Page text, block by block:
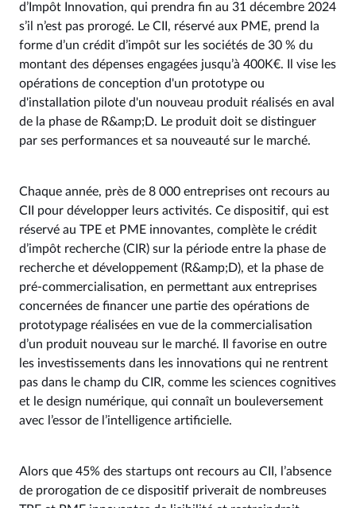
d’Impôt Innovation, qui prendra fin au 31 décembre 2024
s’il n’est pas prorogé. Le CII, réservé aux PME, prend la
forme d’un crédit d’impôt sur les sociétés de 30 % du
montant des dépenses engagées jusqu’à 400K€. Il vise les
opérations de conception d'un prototype ou
d'installation pilote d'un nouveau produit réalisés en aval
de la phase de R&amp;D. Le produit doit se distinguer
par ses performances et sa nouveauté sur le marché.
Chaque année, près de 8 000 entreprises ont recours au
CII pour développer leurs activités. Ce dispositif, qui est
réservé au TPE et PME innovantes, complète le crédit
d’impôt recherche (CIR) sur la période entre la phase de
recherche et développement (R&amp;D), et la phase de
pré-commercialisation, en permettant aux entreprises
concernées de financer une partie des opérations de
prototypage réalisées en vue de la commercialisation
d’un produit nouveau sur le marché. Il favorise en outre
les investissements dans les innovations qui ne rentrent
pas dans le champ du CIR, comme les sciences cognitives
et le design numérique, qui connaît un bouleversement
avec l’essor de l’intelligence artificielle.
Alors que 45% des startups ont recours au CII, l’absence
de prorogation de ce dispositif priverait de nombreuses